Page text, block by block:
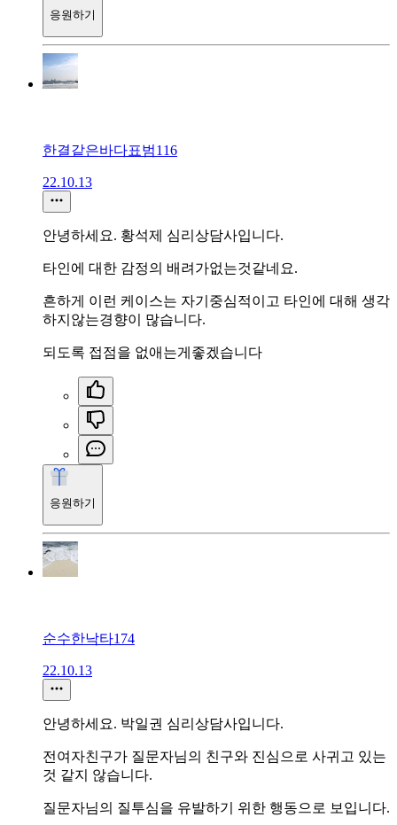
응원하기
한결같은바다표범116
22.10.13
안녕하세요. 황석제 심리상담사입니다.
타인에 대한 감정의 배려가없는것같네요.
흔하게 이런 케이스는 자기중심적이고 타인에 대해 생각
하지않는경향이 많습니다.
되도록 접점을 없애는게좋겠습니다
응원하기
순수한낙타174
22.10.13
안녕하세요. 박일권 심리상담사입니다.
전여자친구가 질문자님의 친구와 진심으로 사귀고 있는
것 같지 않습니다.
질문자님의 질투심을 유발하기 위한 행동으로 보입니다.